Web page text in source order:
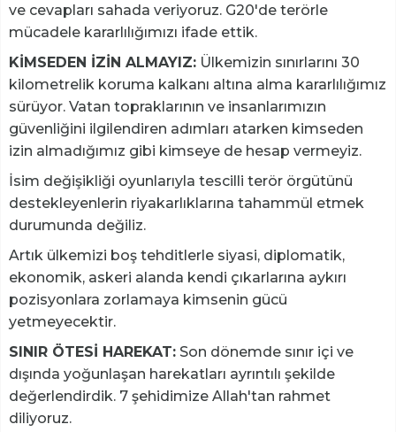
ve cevapları sahada veriyoruz. G20'de terörle
mücadele kararlılığımızı ifade ettik.
KİMSEDEN İZİN ALMAYIZ: Ülkemizin sınırlarını 30
kilometrelik koruma kalkanı altına alma kararlılığımız
sürüyor. Vatan topraklarının ve insanlarımızın
güvenliğini ilgilendiren adımları atarken kimseden
izin almadığımız gibi kimseye de hesap vermeyiz.
İsim değişikliği oyunlarıyla tescilli terör örgütünü
destekleyenlerin riyakarlıklarına tahammül etmek
durumunda değiliz.
Artık ülkemizi boş tehditlerle siyasi, diplomatik,
ekonomik, askeri alanda kendi çıkarlarına aykırı
pozisyonlara zorlamaya kimsenin gücü
yetmeyecektir.
SINIR ÖTESİ HAREKAT: Son dönemde sınır içi ve
dışında yoğunlaşan harekatları ayrıntılı şekilde
değerlendirdik. 7 şehidimize Allah'tan rahmet
diliyoruz.